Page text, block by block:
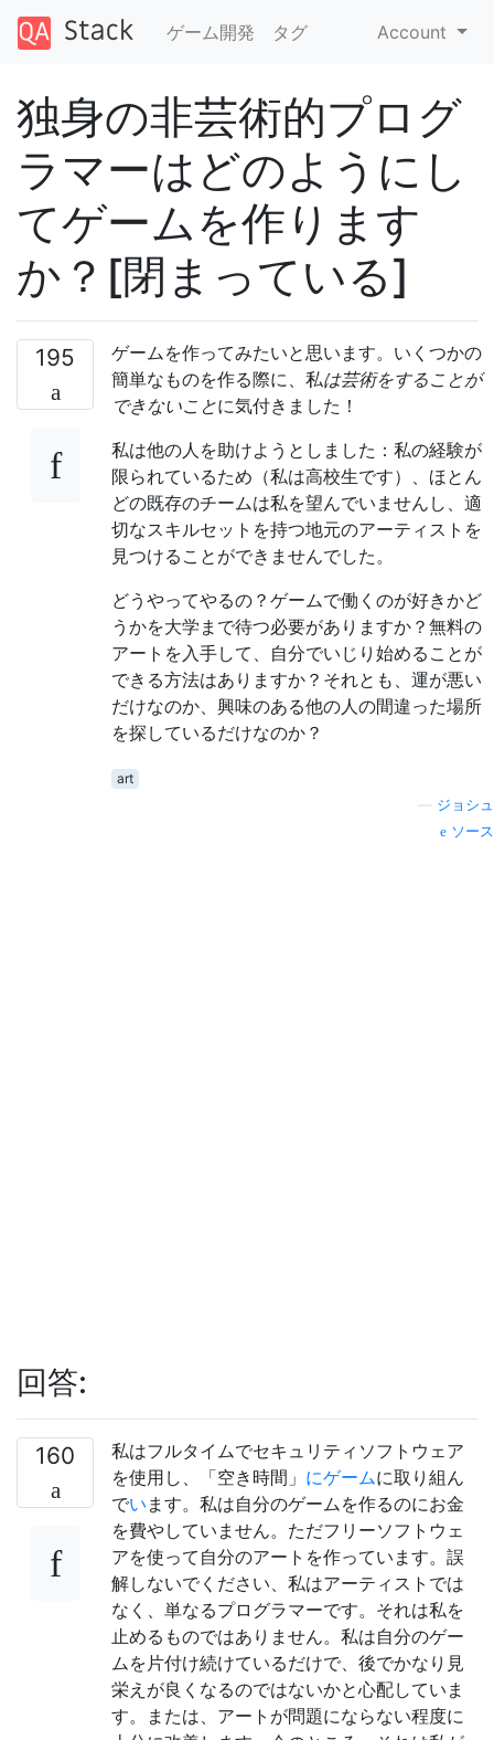
ゲーム開発 タグ Account
独身の非芸術的プログ
ラマーはどのようにし
てゲームを作ります
か？[閉まっている]
195
ゲームを作ってみたいと思います。いくつかの
簡単なものを作る際に、私は芸術をすることが
できないことに気付きました！
私は他の人を助けようとしました：私の経験が
限られているため（私は高校生です）、ほとん
どの既存のチームは私を望んでいませんし、適
切なスキルセットを持つ地元のアーティストを
見つけることができませんでした。
どうやってやるの？ゲームで働くのが好きかど
うかを大学まで待つ必要がありますか？無料の
アートを入手して、自分でいじり始めることが
できる方法はありますか？それとも、運が悪い
だけなのか、興味のある他の人の間違った場所
を探しているだけなのか？
art
ジョシュ
ソース
回答:
160
私はフルタイムでセキュリティソフトウェア
を使用し、「空き時間」 にゲームに取り組ん
でい ます。私は自分のゲームを作るのにお金
を費やしていません。ただフリーソフトウェ
アを使って自分のアートを作っています。誤
解しないでください、私はアーティストでは
なく、単なるプログラマーです。それは私を
止めるものではありません。私は自分のゲー
ムを片付け続けているだけで、後でかなり見
栄えが良くなるのではないかと心配していま
す。または、アートが問題にならない程度に